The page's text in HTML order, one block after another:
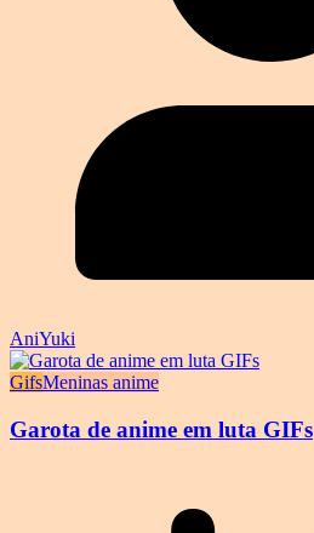
AniYuki
GifsMeninas anime
Garota de anime em luta GIFs